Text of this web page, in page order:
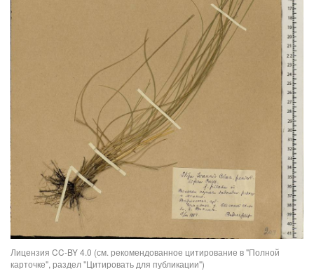
Лицензия CC-BY 4.0 (см. рекомендованное цитирование в "Полной
карточке", раздел "Цитировать для публикации")